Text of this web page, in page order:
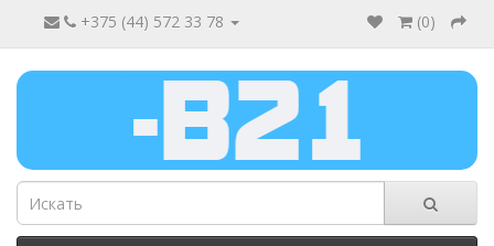
+375 (44) 572 33 78 (0)